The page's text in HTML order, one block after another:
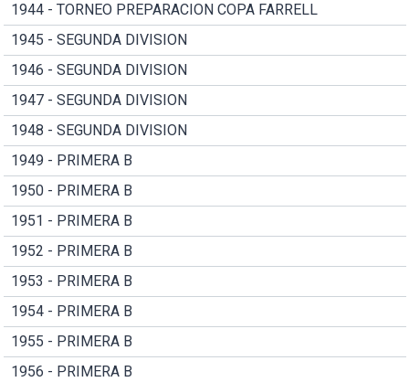
1944 - TORNEO PREPARACION COPA FARRELL
1945 - SEGUNDA DIVISION
1946 - SEGUNDA DIVISION
1947 - SEGUNDA DIVISION
1948 - SEGUNDA DIVISION
1949 - PRIMERA B
1950 - PRIMERA B
1951 - PRIMERA B
1952 - PRIMERA B
1953 - PRIMERA B
1954 - PRIMERA B
1955 - PRIMERA B
1956 - PRIMERA B